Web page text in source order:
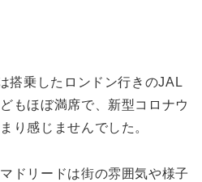
搭乗したロンドン行きのJAL
もほぼ満席で、新型コロナウ
り感じませんでした。
ドリードは街の雰囲気や様子